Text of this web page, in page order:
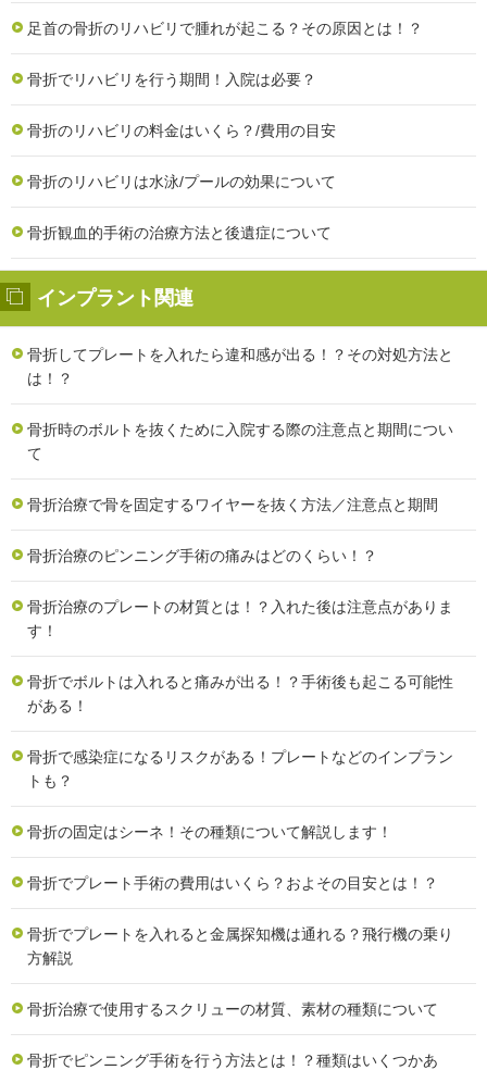
足首の骨折のリハビリで腫れが起こる？その原因とは！？
骨折でリハビリを行う期間！入院は必要？
骨折のリハビリの料金はいくら？/費用の目安
骨折のリハビリは水泳/プールの効果について
骨折観血的手術の治療方法と後遺症について
インプラント関連
骨折してプレートを入れたら違和感が出る！？その対処方法と
は！？
骨折時のボルトを抜くために入院する際の注意点と期間につい
て
骨折治療で骨を固定するワイヤーを抜く方法／注意点と期間
骨折治療のピンニング手術の痛みはどのくらい！？
骨折治療のプレートの材質とは！？入れた後は注意点がありま
す！
骨折でボルトは入れると痛みが出る！？手術後も起こる可能性
がある！
骨折で感染症になるリスクがある！プレートなどのインプラン
トも？
骨折の固定はシーネ！その種類について解説します！
骨折でプレート手術の費用はいくら？およその目安とは！？
骨折でプレートを入れると金属探知機は通れる？飛行機の乗り
方解説
骨折治療で使用するスクリューの材質、素材の種類について
骨折でピンニング手術を行う方法とは！？種類はいくつかあ